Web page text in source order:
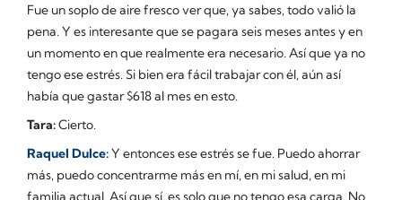
Fue un soplo de aire fresco ver que, ya sabes, todo valió la
pena. Y es interesante que se pagara seis meses antes y en
un momento en que realmente era necesario. Así que ya no
tengo ese estrés. Si bien era fácil trabajar con él, aún así
había que gastar $618 al mes en esto.
Tara:Cierto.
Raquel Dulce:Y entonces ese estrés se fue. Puedo ahorrar
más, puedo concentrarme más en mí, en mi salud, en mi
familia actual. Así que sí, es solo que no tengo esa carga. No